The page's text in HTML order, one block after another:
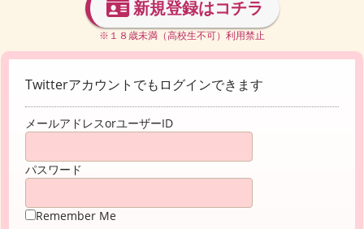
新規登録はコチラ
※１８歳未満（高校生不可）利用禁止
Twitterアカウントでもログインできます
メールアドレスorユーザーID
パスワード
Remember Me